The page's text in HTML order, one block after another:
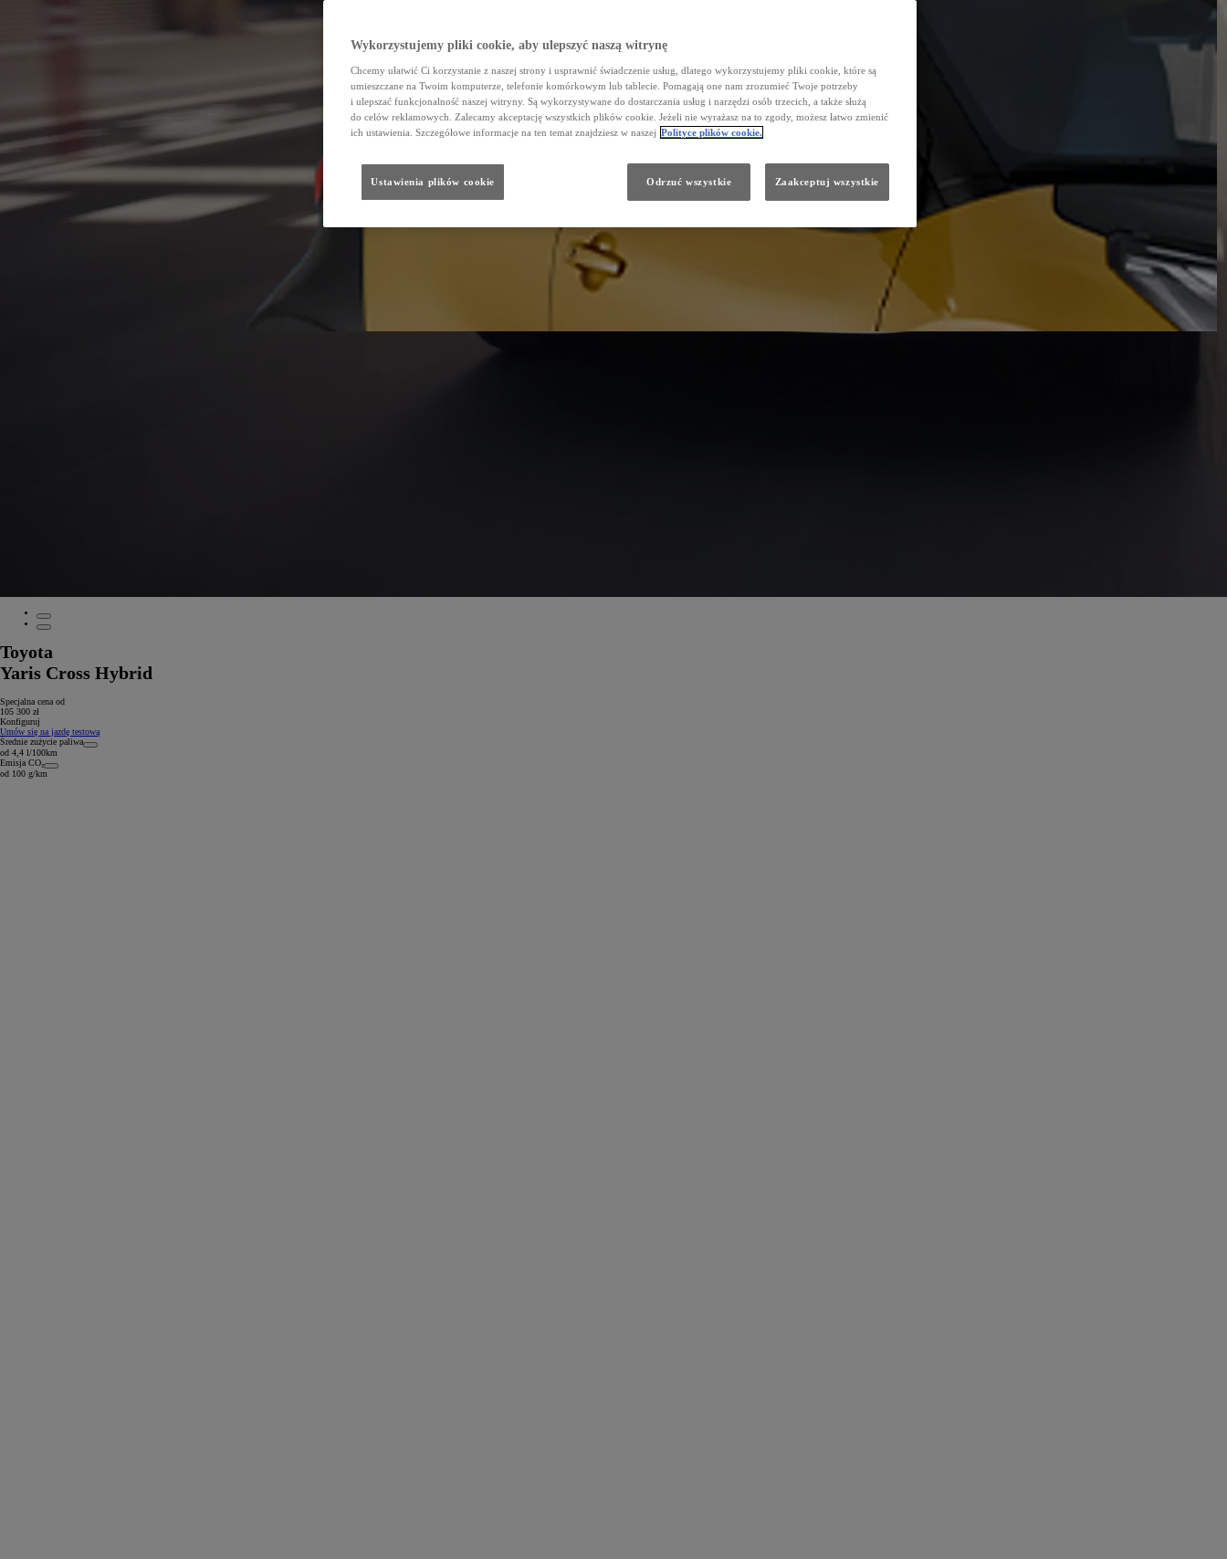
Toyota
Yaris Cross Hybrid
Specjalna cena od
105 300 zł
Konfiguruj
Umów się na jazdę testową
Średnie zużycie paliwa
od 4,4 l/100km
Emisja CO₂
od 100 g/km
Wykorzystujemy pliki cookie, aby ulepszyć naszą witrynę
Chcemy ułatwić Ci korzystanie z naszej strony i usprawnić świadczenie usług, dlatego wykorzystujemy pliki cookie, które są
umieszczane na Twoim komputerze, telefonie komórkowym lub tablecie. Pomagają one nam zrozumieć Twoje potrzeby
i ulepszać funkcjonalność naszej witryny. Są wykorzystywane do dostarczania usług i narzędzi osób trzecich, a także służą
do celów reklamowych. Zalecamy akceptację wszystkich plików cookie. Jeżeli nie wyrażasz na to zgody, możesz łatwo zmienić
ich ustawienia. Szczegółowe informacje na ten temat znajdziesz w naszej Polityce plików cookie.
Ustawienia plików cookie Odrzuć wszystkie Zaakceptuj wszystkie